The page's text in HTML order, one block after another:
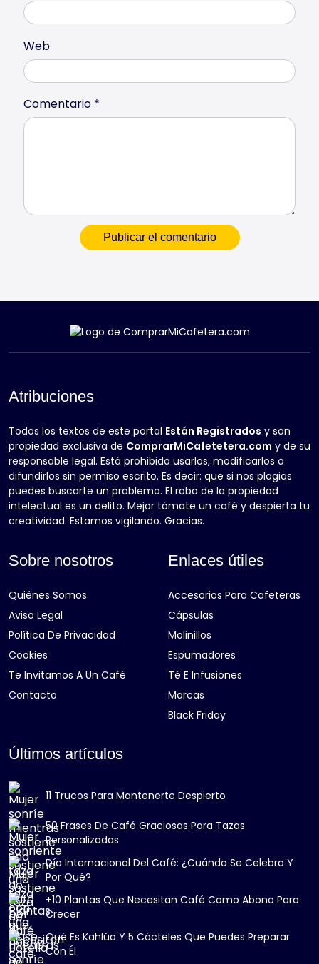
Comentario *
Web
Atribuciones
Todos los textos de este portal Están Registrados y son
propiedad exclusiva de ComprarMiCafetetera.com y de su
responsable legal. Está prohibido usarlos, modificarlos o
difundirlos sin permiso escrito. Es decir: que si nos plagias
puedes buscarte un problema. El robo de la propiedad
intelectual es un delito. Mejor tómate un café y despierta tu
creatividad. Estamos vigilando. Gracias.
Sobre nosotros
Quiénes Somos
Aviso Legal
Política De Privacidad
Cookies
Te Invitamos A Un Café
Contacto
Enlaces útiles
Accesorios Para Cafeteras
Cápsulas
Molinillos
Espumadores
Té E Infusiones
Marcas
Black Friday
Últimos artículos
11 Trucos Para Mantenerte Despierto
50 Frases De Café Graciosas Para Tazas
Personalizadas
Día Internacional Del Café: ¿Cuándo Se Celebra Y
Por Qué?
+10 Plantas Que Necesitan Café Como Abono Para
Crecer
Qué Es Kahlúa Y 5 Cócteles Que Puedes Preparar
Con Él